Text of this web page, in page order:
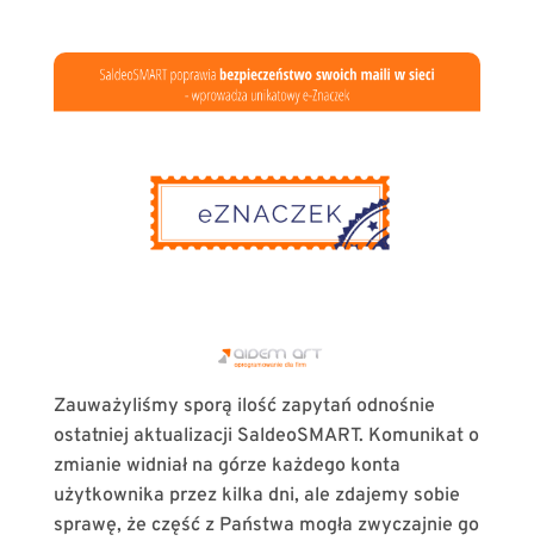
Zauważyliśmy sporą ilość zapytań odnośnie
ostatniej aktualizacji SaldeoSMART. Komunikat o
zmianie widniał na górze każdego konta
użytkownika przez kilka dni, ale zdajemy sobie
sprawę, że część z Państwa mogła zwyczajnie go